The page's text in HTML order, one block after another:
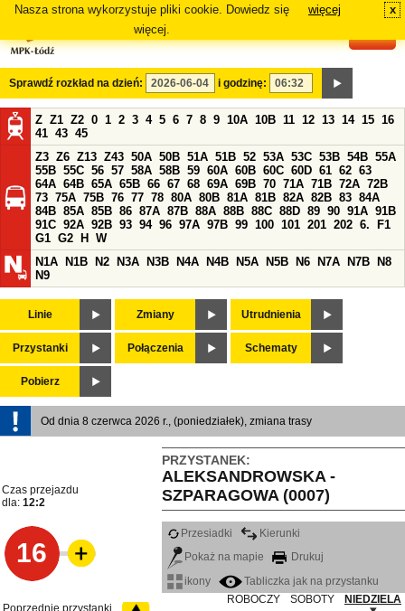
Nasza strona wykorzystuje pliki cookie. Dowiedz się
więcej.
więcej x
Sprawdź rozkład na dzień: i godzinę:
Z Z1 Z2 0 1 2 3 4 5 6 7 8 9 10A 10B 11 12 13 14 15 16
41 43 45
Z3 Z6 Z13 Z43 50A 50B 51A 51B 52 53A 53C 53B 54B 55A
55B 55C 56 57 58A 58B 59 60A 60B 60C 60D 61 62 63
64A 64B 65A 65B 66 67 68 69A 69B 70 71A 71B 72A 72B
73 75A 75B 76 77 78 80A 80B 81A 81B 82A 82B 83 84A
84B 85A 85B 86 87A 87B 88A 88B 88C 88D 89 90 91A 91B
91C 92A 92B 93 94 96 97A 97B 99 100 101 201 202 6.
F1
G1 G2 H
W
N1A
N1B N2 N3A N3B N4A N4B N5A N5B N6 N7A N7B
N8
N9
Linie Zmiany Utrudnienia
Przystanki Połączenia Schematy
Pobierz
Od dnia 8 czerwca 2026 r., (poniedziałek), zmiana trasy
PRZYSTANEK:
ALEKSANDROWSKA -
SZPARAGOWA (0007)
Czas przejazdu
dla: 12:2
16
Przesiadki
Kierunki
Pokaż na mapie
Drukuj
ikony
Tabliczka jak na przystanku
ROBOCZY
SOBOTY NIEDZIELA
Poprzednie przystanki